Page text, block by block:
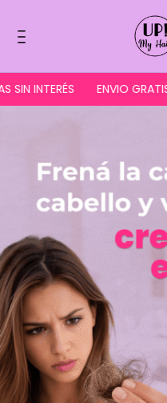
ENVIO GRATIS A